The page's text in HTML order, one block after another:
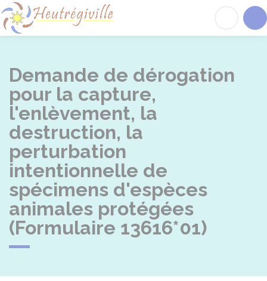
Demande de dérogation
pour la capture,
l'enlèvement, la
destruction, la
perturbation
intentionnelle de
spécimens d'espèces
animales protégées
(Formulaire 13616*01)